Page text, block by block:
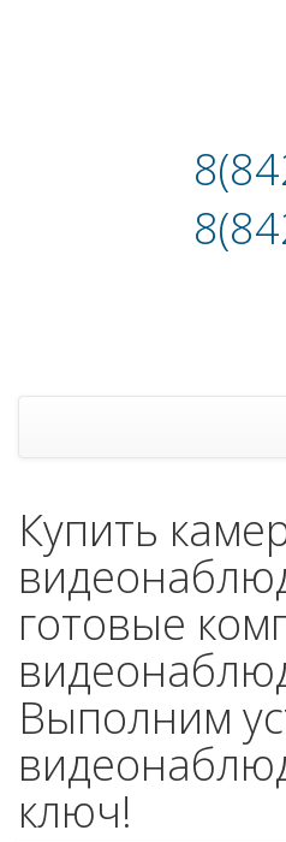
Купить
готовые
Выполним
ключ!